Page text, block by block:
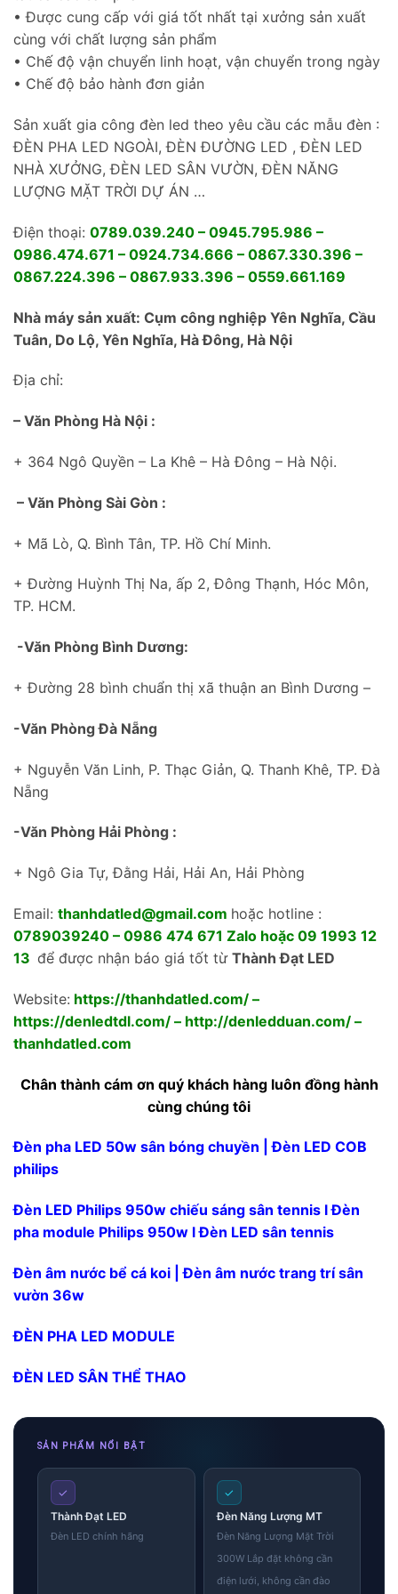
• Được cung cấp với giá tốt nhất tại xưởng sản xuất
cùng với chất lượng sản phẩm
• Chế độ vận chuyển linh hoạt, vận chuyển trong ngày
• Chế độ bảo hành đơn giản
Sản xuất gia công đèn led theo yêu cầu các mẫu đèn :
ĐÈN PHA LED NGOÀI, ĐÈN ĐƯỜNG LED , ĐÈN LED
NHÀ XƯỞNG, ĐÈN LED SÂN VƯỜN, ĐÈN NĂNG
LƯỢNG MẶT TRỜI DỰ ÁN …
Điện thoại: 0789.039.240 – 0945.795.986 –
0986.474.671 – 0924.734.666 – 0867.330.396 –
0867.224.396 – 0867.933.396 – 0559.661.169
Nhà máy sản xuất: Cụm công nghiệp Yên Nghĩa, Cầu
Tuân, Do Lộ, Yên Nghĩa, Hà Đông, Hà Nội
Địa chỉ:
– Văn Phòng Hà Nội :
+ 364 Ngô Quyền – La Khê – Hà Đông – Hà Nội.
– Văn Phòng Sài Gòn :
+ Mã Lò, Q. Bình Tân, TP. Hồ Chí Minh.
+ Đường Huỳnh Thị Na, ấp 2, Đông Thạnh, Hóc Môn,
TP. HCM.
-Văn Phòng Bình Dương:
+ Đường 28 bình chuẩn thị xã thuận an Bình Dương –
-Văn Phòng Đà Nẵng
+ Nguyễn Văn Linh, P. Thạc Giản, Q. Thanh Khê, TP. Đà
Nẵng
-Văn Phòng Hải Phòng :
+ Ngô Gia Tự, Đằng Hải, Hải An, Hải Phòng
Email: thanhdatled@gmail.com hoặc hotline :
0789039240 – 0986 474 671 Zalo hoặc 09 1993 12
13 để được nhận báo giá tốt từ Thành Đạt LED
Website: https://thanhdatled.com/ –
https://denledtdl.com/ – http://denledduan.com/ –
thanhdatled.com
Chân thành cám ơn quý khách hàng luôn đồng hành
cùng chúng tôi
Đèn pha LED 50w sân bóng chuyền | Đèn LED COB
philips
Đèn LED Philips 950w chiếu sáng sân tennis l Đèn
pha module Philips 950w l Đèn LED sân tennis
Đèn âm nước bể cá koi | Đèn âm nước trang trí sân
vườn 36w
ĐÈN PHA LED MODULE
ĐÈN LED SÂN THỂ THAO
SẢN PHẨM NỔI BẬT
✓
Thành Đạt LED
Đèn LED chính hãng
✓
Đèn Năng Lượng MT
Đèn Năng Lượng Mặt Trời
300W Lắp đặt không cần
điện lưới, không cần đào